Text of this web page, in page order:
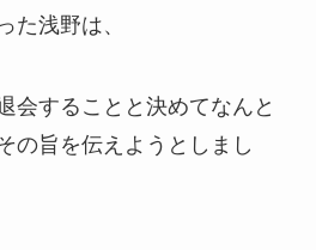
た浅野は、
会することと決めてなんと
の旨を伝えようとしまし